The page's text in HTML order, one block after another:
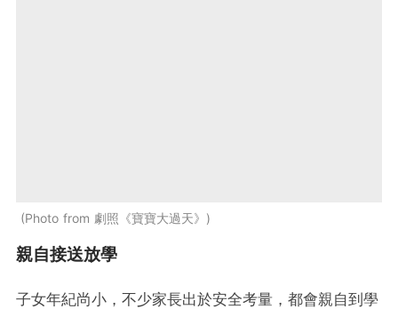
Photo from 劇照《寶寶大過天》
親自接送放學
子女年紀尚小，不少家長出於安全考量，都會親自到學